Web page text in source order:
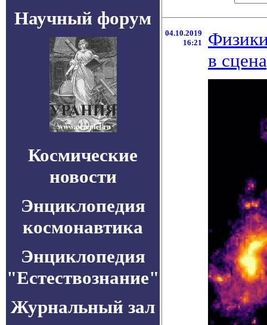
Научный форум
Космические
новости
Энциклопедия
космонавтика
Энциклопедия
"Естествознание"
Журнальный зал
04.10.2019
16:21
в